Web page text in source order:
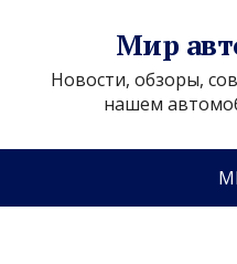
Мир
Новости, обзоры,
нашем